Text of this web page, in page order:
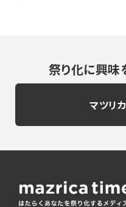
祭り化に興味
マツリ